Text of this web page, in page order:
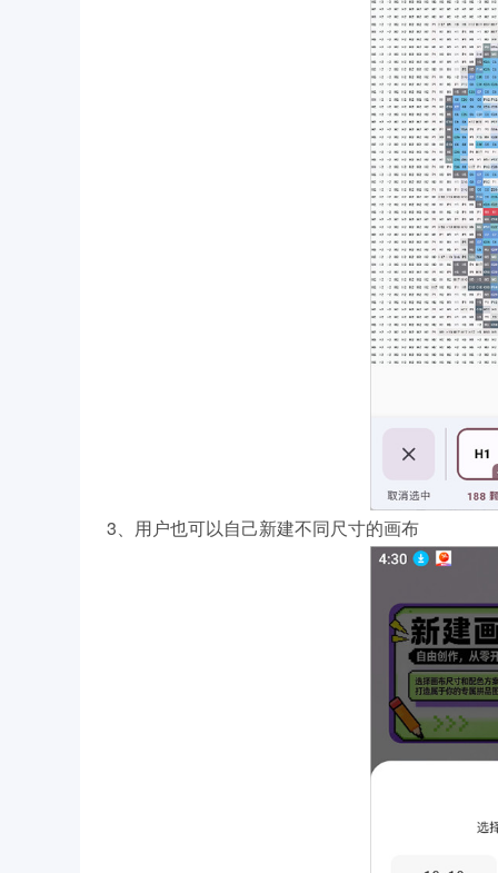
3、用户也可以自己新建不同尺寸的画布